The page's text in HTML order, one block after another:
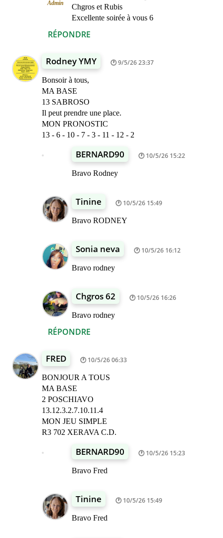
RÉPONDRE
Admin
Chgros et Rubis
Excellente soirée à vous 6
Rodney YMY 9/5/26 23:37
Bonsoir à tous,
MA BASE
13 SABROSO
Il peut prendre une place.
MON PRONOSTIC
13 - 6 - 10 - 7 - 3 - 11 - 12 - 2
RÉPONDRE
BERNARD90 10/5/26 15:22
Bravo Rodney
Tinine 10/5/26 15:49
Bravo RODNEY
Sonia neva 10/5/26 16:12
Bravo rodney
Chgros 62 10/5/26 16:26
Bravo rodney
FRED 10/5/26 06:33
BONJOUR A TOUS
MA BASE
2 POSCHIAVO
13.12.3.2.7.10.11.4
MON JEU SIMPLE
R3 702 XERAVA C.D.
BERNARD90 10/5/26 15:23
Bravo Fred
Tinine 10/5/26 15:49
Bravo Fred